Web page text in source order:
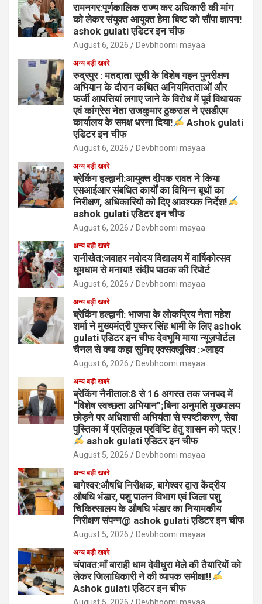
रामनगर:पूर्णकालिक राज्य कर अधिकारी की मांग
को लेकर संयुक्त आयुक्त हेमा बिष्ट को सौंपा ज्ञापन!
ashok gulati एडिटर इन चीफ
August 6, 2026 Devbhoomi mayaa
अन्य बड़ी खबरे
रुद्रपुर : मतदाता सूची के विशेष गहन पुनरीक्षण
अभियान के दौरान कथित अनियमितताओं और
फर्जी आपत्तियां लगाए जाने के विरोध में पूर्व विधायक
एवं कांग्रेस नेता राजकुमार ठुकराल ने एसडीएम
कार्यालय के समक्ष धरना दिया!
Ashok gulati
एडिटर इन चीफ
August 6, 2026 Devbhoomi mayaa
अन्य बड़ी खबरे
ब्रेकिंग हल्द्वानी:आयुक्त दीपक रावत ने किया
एसआईआर संबधित कार्यों का विभिन्न बूथों का
निरीक्षण, अधिकारियों को दिए आवश्यक निर्देश!
ashok gulati एडिटर इन चीफ
August 6, 2026 Devbhoomi mayaa
अन्य बड़ी खबरे
रानीखेत:जवाहर नवोदय विद्यालय में वार्षिकोत्सव
धूमधाम से मनाया! संदीप पाठक की रिपोर्ट
August 6, 2026 Devbhoomi mayaa
अन्य बड़ी खबरे
ब्रेकिंग हल्द्वानी: भाजपा के लोकप्रिय नेता महेश
शर्मा ने मुख्यमंत्री पुष्कर सिंह धामी के लिए ashok
gulati एडिटर इन चीफ देवभूमि माया न्यूज़पोर्टल
चैनल से क्या कहा सुनिए एक्सक्लूसिव :>लाइव
August 6, 2026 Devbhoomi mayaa
अन्य बड़ी खबरे
ब्रेकिंग नैनीताल:8 से 16 अगस्त तक जनपद में
“विशेष स्वच्छता अभियान”;बिना अनुमति मुख्यालय
छोड़ने पर अधिशासी अभियंता से स्पष्टीकरण, सेवा
पुस्तिका में प्रतिकूल प्रविष्टि हेतु शासन को पत्र !
ashok gulati एडिटर इन चीफ
August 5, 2026 Devbhoomi mayaa
अन्य बड़ी खबरे
बागेश्वर:औषधि निरीक्षक, बागेश्वर द्वारा केंद्रीय
औषधि भंडार, पशु पालन विभाग एवं जिला पशु
चिकित्सालय के औषधि भंडार का नियामकीय
निरीक्षण संपन्न@ ashok gulati एडिटर इन चीफ
August 5, 2026 Devbhoomi mayaa
अन्य बड़ी खबरे
चंपावत:माँ बाराही धाम देवीधुरा मेले की तैयारियों को
लेकर जिलाधिकारी ने की व्यापक समीक्षा!!
Ashok gulati एडिटर इन चीफ
August 5, 2026 Devbhoomi mayaa